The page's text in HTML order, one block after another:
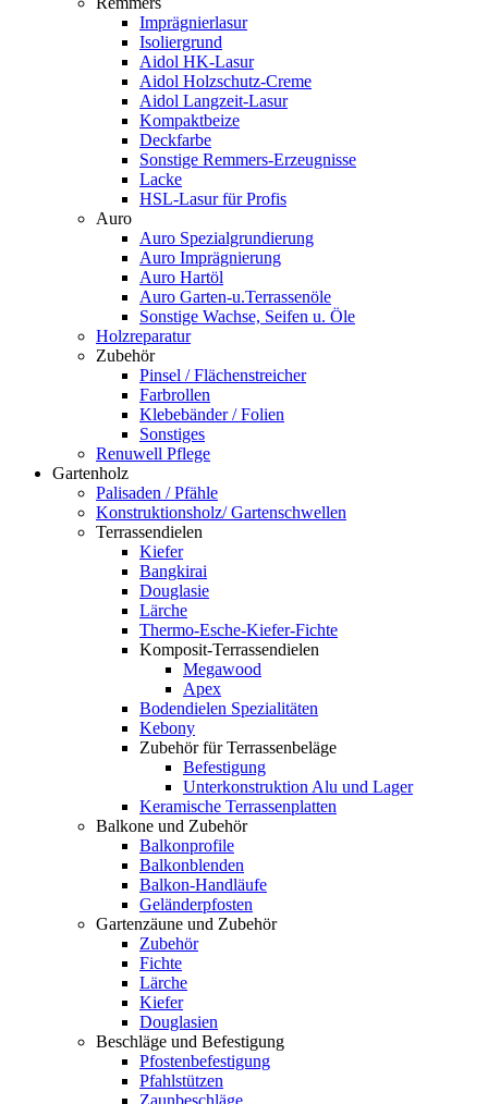
Imprägnierlasur
Isoliergrund
Aidol HK-Lasur
Aidol Holzschutz-Creme
Aidol Langzeit-Lasur
Kompaktbeize
Deckfarbe
Sonstige Remmers-Erzeugnisse
Lacke
HSL-Lasur für Profis
Auro
Auro Spezialgrundierung
Auro Imprägnierung
Auro Hartöl
Auro Garten-u.Terrassenöle
Sonstige Wachse, Seifen u. Öle
Holzreparatur
Zubehör
Pinsel / Flächenstreicher
Farbrollen
Klebebänder / Folien
Sonstiges
Renuwell Pflege
Gartenholz
Palisaden / Pfähle
Konstruktionsholz/ Gartenschwellen
Terrassendielen
Kiefer
Bangkirai
Douglasie
Lärche
Thermo-Esche-Kiefer-Fichte
Komposit-Terrassendielen
Megawood
Apex
Bodendielen Spezialitäten
Kebony
Zubehör für Terrassenbeläge
Befestigung
Unterkonstruktion Alu und Lager
Keramische Terrassenplatten
Balkone und Zubehör
Balkonprofile
Balkonblenden
Balkon-Handläufe
Geländerpfosten
Gartenzäune und Zubehör
Zubehör
Fichte
Lärche
Kiefer
Douglasien
Beschläge und Befestigung
Pfostenbefestigung
Pfahlstützen